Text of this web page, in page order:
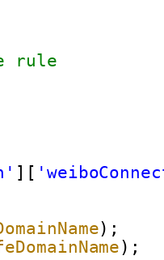
rule
][
);
);